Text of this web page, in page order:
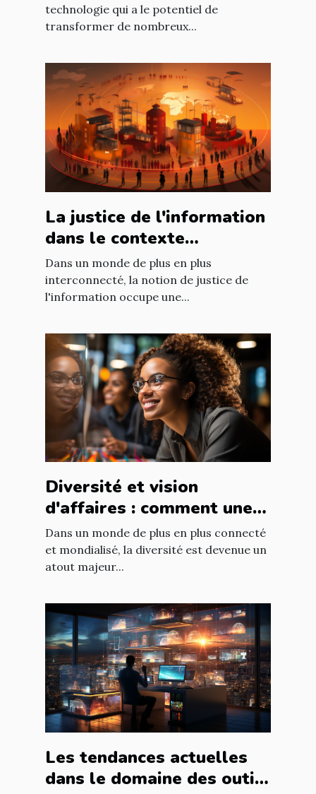
technologie qui a le potentiel de
transformer de nombreux...
La justice de l'information
dans le contexte
international : enjeux et
défis
Dans un monde de plus en plus
interconnecté, la notion de justice de
l'information occupe une...
Diversité et vision
d'affaires : comment une
équipe diversifiée peut
stimuler l'innovation
Dans un monde de plus en plus connecté
et mondialisé, la diversité est devenue un
atout majeur...
Les tendances actuelles
dans le domaine des outils